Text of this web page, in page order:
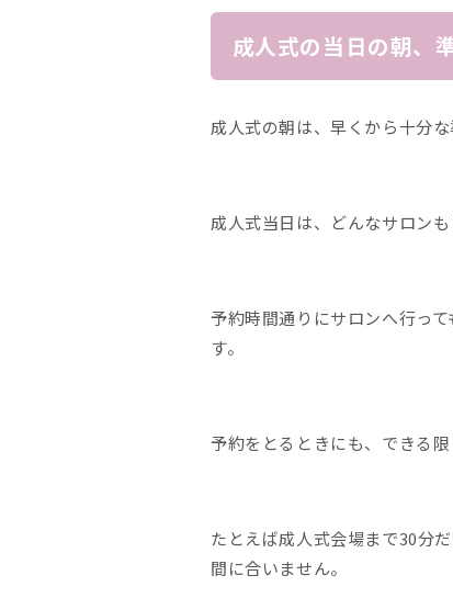
成人式の当日の朝、
成人式の朝は、早くから十分
成人式当日は、どんなサロンも
予約時間通りにサロンへ行っ
す。
予約をとるときにも、できる
たとえば成人式会場まで30分
間に合いません。